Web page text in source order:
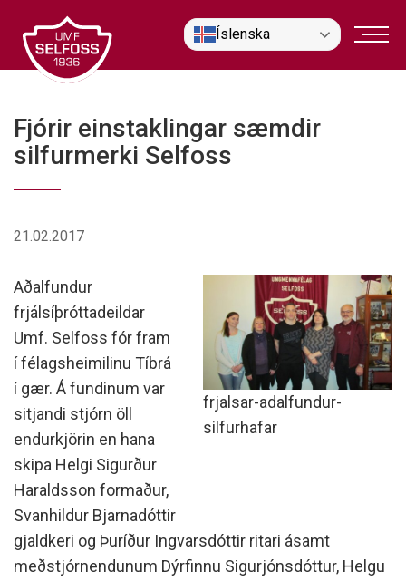
efni
Íslenska
Fjórir einstaklingar sæmdir
silfurmerki Selfoss
21.02.2017
frjalsar-adalfundur-
silfurhafar
Aðalfundur
frjálsíþróttadeildar
Umf. Selfoss fór fram
í félagsheimilinu Tíbrá
í gær. Á fundinum var
sitjandi stjórn öll
endurkjörin en hana
skipa Helgi Sigurður
Haraldsson formaður,
Svanhildur Bjarnadóttir
gjaldkeri og Þuríður Ingvarsdóttir ritari ásamt
meðstjórnendunum Dýrfinnu Sigurjónsdóttur, Helgu